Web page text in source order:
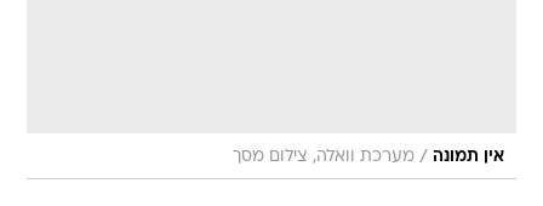
אין תמונה / מערכת וואלה, צילום מסך